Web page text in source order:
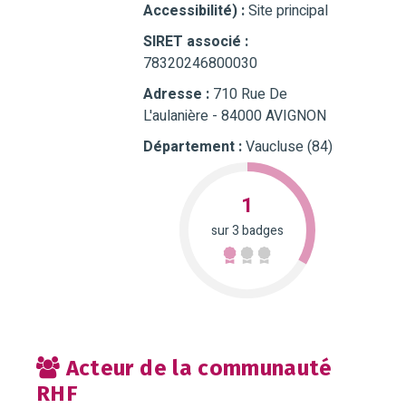
Accessibilité) :Site principal
SIRET associé :
78320246800030
Adresse : 710 Rue De
L'aulanière - 84000 AVIGNON
Département :Vaucluse (84)
1
sur 3 badges
Acteur de la communauté
RHF